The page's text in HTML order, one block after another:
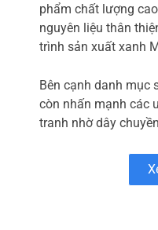
phẩm chất lượng
nguyên liệu thân
trình sản xuất xanh
Bên cạnh danh mục
còn nhấn mạnh các
tranh nhờ dây